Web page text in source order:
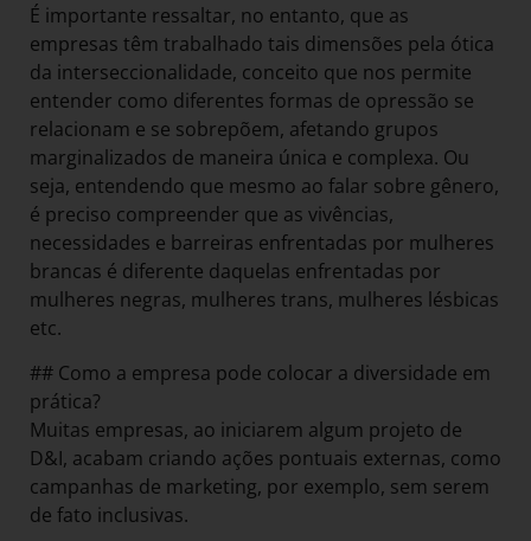
É importante ressaltar, no entanto, que as
empresas têm trabalhado tais dimensões pela ótica
da interseccionalidade, conceito que nos permite
entender como diferentes formas de opressão se
relacionam e se sobrepõem, afetando grupos
marginalizados de maneira única e complexa. Ou
seja, entendendo que mesmo ao falar sobre gênero,
é preciso compreender que as vivências,
necessidades e barreiras enfrentadas por mulheres
brancas é diferente daquelas enfrentadas por
mulheres negras, mulheres trans, mulheres lésbicas
etc.
## Como a empresa pode colocar a diversidade em
prática?
Muitas empresas, ao iniciarem algum projeto de
D&I, acabam criando ações pontuais externas, como
campanhas de marketing, por exemplo, sem serem
de fato inclusivas.